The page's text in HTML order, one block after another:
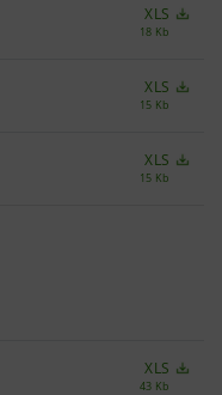
XLS
18 Kb
XLS
15 Kb
XLS
15 Kb
XLS
43 Kb